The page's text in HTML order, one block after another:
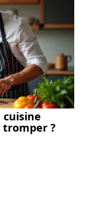
cuisine
tromper ?